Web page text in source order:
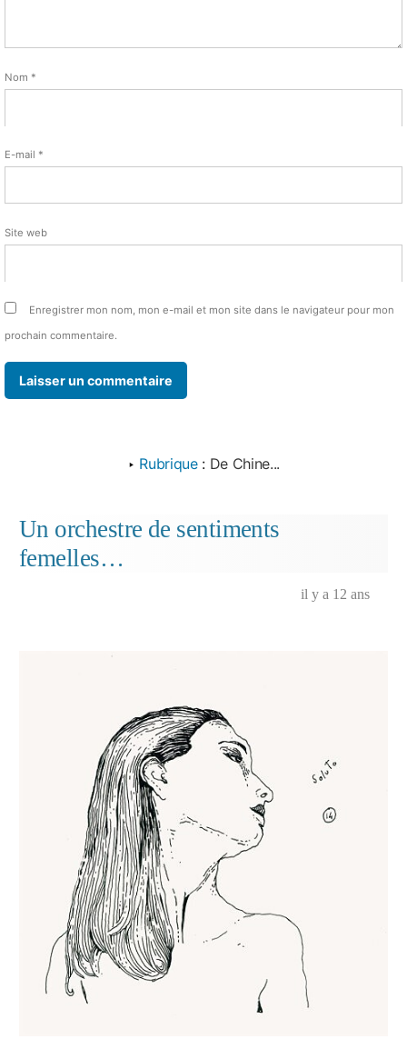
Nom *
E-mail *
Site web
Enregistrer mon nom, mon e-mail et mon site dans le navigateur pour mon
prochain commentaire.
‣ Rubrique : De Chine...
Un orchestre de sentiments
femelles…
il y a 12 ans